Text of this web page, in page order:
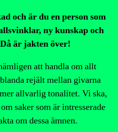
och är du en person som
ny kunskap och
är jakten över!
att handla om allt
rejält mellan givarna
allvarlig tonalitet. Vi ska,
saker som är intresserade
om dessa ämnen.